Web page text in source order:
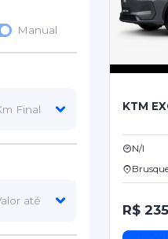
Manual
KTM
N/I
R$